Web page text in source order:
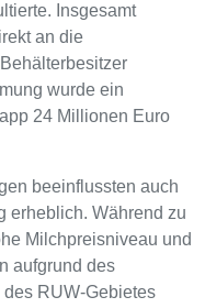
Insgesamt
an die
wurde ein
24 Millionen Euro
beeinflussten auch
erheblich. Während zu
Milchpreisniveau und
aufgrund des
RUW-Gebietes